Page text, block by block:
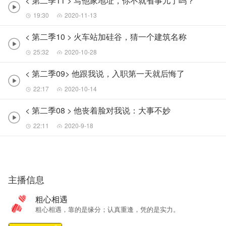
19:30 2020-11-13
< 第二季10 > 火车站加硅谷，猜一个建筑名称
25:32 2020-10-28
< 第二季09> 他跟我说，入职第一天就后悔了
22:17 2020-10-14
< 第二季08 > 他丧着脸对我说：大事不妙
22:11 2020-9-18
主播信息
粗心相遇
粗心相遇，靠的是缘分；认真重逢，凭的是实力。